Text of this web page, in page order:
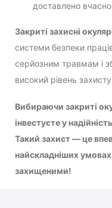
доставлено
Закриті захисні
системи безпеки
серйозним травмам і
високий рівень
Вибираючи закриті
інвестуєте у
Такий захист — це
найскладніших
захищеними!